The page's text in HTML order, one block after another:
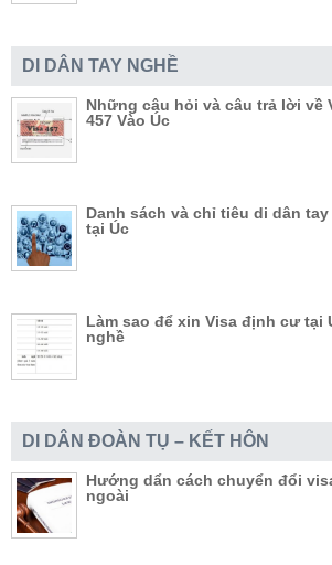
DI DÂN TAY NGHỀ
Những câu hỏi và câu trả lời về
457 Vào Úc
Danh sách và chỉ tiêu di dân
tại Úc
Làm sao để xin Visa định cư tại
nghề
DI DÂN ĐOÀN TỤ – KẾT HÔN
Hướng dẩn cách chuyển đổi
ngoài